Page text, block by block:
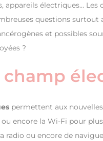
appareils électriques…
questions
et possibles
?
champ
permettent aux
encore la Wi-Fi pour
radio ou encore de